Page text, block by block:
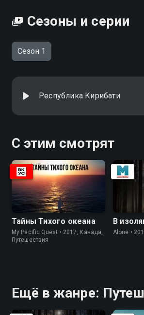
Сезоны и серии
Сезон 1
Республика Кирибати
С этим смотрят
Тайны Тихого океана
My Pacific Quest • 2017, Канада,
Путешествия
В
Alone •
Ещё в жанре: